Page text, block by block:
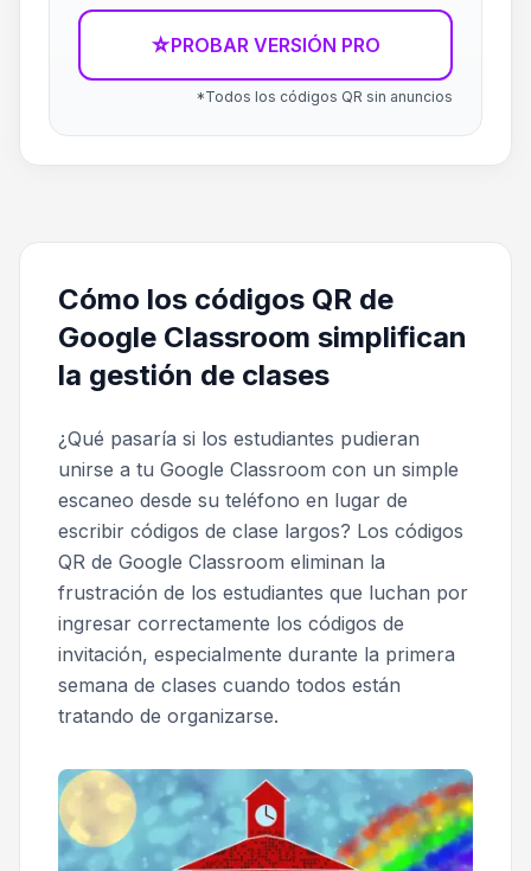
☆PROBAR VERSIÓN PRO
*Todos los códigos QR sin anuncios
Cómo los códigos QR de
Google Classroom simplifican
la gestión de clases
¿Qué pasaría si los estudiantes pudieran
unirse a tu Google Classroom con un simple
escaneo desde su teléfono en lugar de
escribir códigos de clase largos? Los códigos
QR de Google Classroom eliminan la
frustración de los estudiantes que luchan por
ingresar correctamente los códigos de
invitación, especialmente durante la primera
semana de clases cuando todos están
tratando de organizarse.